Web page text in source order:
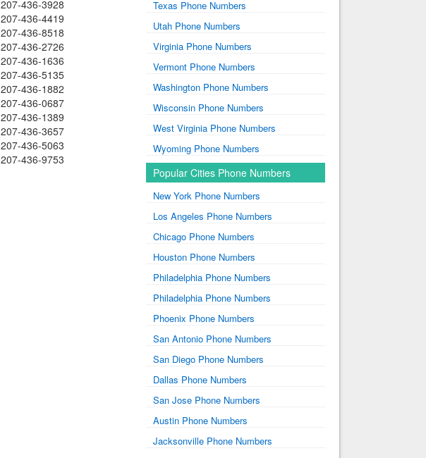
207-436-3928
207-436-4419
207-436-8518
207-436-2726
207-436-1636
207-436-5135
207-436-1882
207-436-0687
207-436-1389
207-436-3657
207-436-5063
207-436-9753
Texas Phone Numbers
Utah Phone Numbers
Virginia Phone Numbers
Vermont Phone Numbers
Washington Phone Numbers
Wisconsin Phone Numbers
West Virginia Phone Numbers
Wyoming Phone Numbers
Popular Cities Phone Numbers
New York Phone Numbers
Los Angeles Phone Numbers
Chicago Phone Numbers
Houston Phone Numbers
Philadelphia Phone Numbers
Philadelphia Phone Numbers
Phoenix Phone Numbers
San Antonio Phone Numbers
San Diego Phone Numbers
Dallas Phone Numbers
San Jose Phone Numbers
Austin Phone Numbers
Jacksonville Phone Numbers